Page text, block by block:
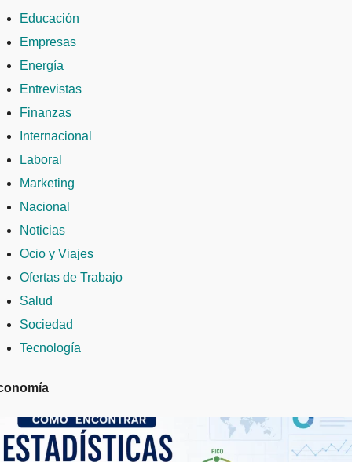
Educación
Empresas
Energía
Entrevistas
Finanzas
Internacional
Laboral
Marketing
Nacional
Noticias
Ocio y Viajes
Ofertas de Trabajo
Salud
Sociedad
Tecnología